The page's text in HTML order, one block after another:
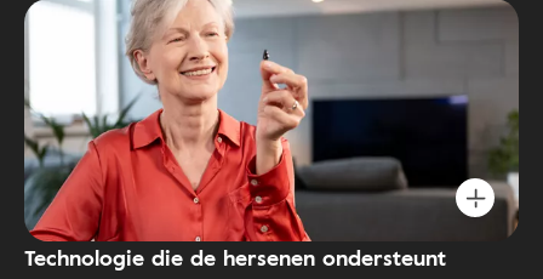
Technologie die de hersenen ondersteunt